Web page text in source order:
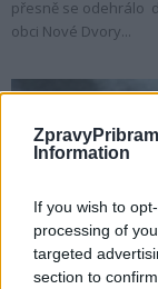
Information
If you wish to
processing of
targeted
section to
přesně se odehrálo
obci Nové Dvory...